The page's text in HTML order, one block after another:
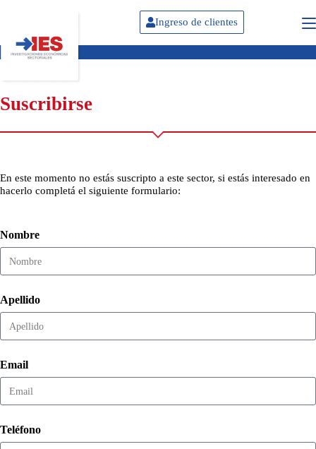
Ingreso de clientes
Suscribirse
En este momento no estás suscripto a este sector, si estás interesado en
hacerlo completá el siguiente formulario:
Nombre
Apellido
Email
Teléfono